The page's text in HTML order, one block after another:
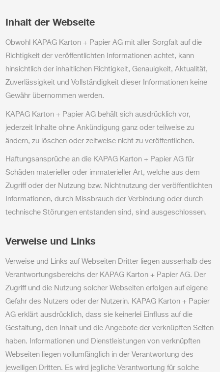
Inhalt der Webseite
Obwohl KAPAG Karton + Papier AG mit aller Sorgfalt auf die
Richtigkeit der veröffentlichten Informationen achtet, kann
hinsichtlich der inhaltlichen Richtigkeit, Genauigkeit, Aktualität,
Zuverlässigkeit und Vollständigkeit dieser Informationen keine
Gewähr übernommen werden.
KAPAG Karton + Papier AG behält sich ausdrücklich vor,
jederzeit Inhalte ohne Ankündigung ganz oder teilweise zu
ändern, zu löschen oder zeitweise nicht zu veröffentlichen.
Haftungsansprüche an die KAPAG Karton + Papier AG für
Schäden materieller oder immaterieller Art, welche aus dem
Zugriff oder der Nutzung bzw. Nichtnutzung der veröffentlichten
Informationen, durch Missbrauch der Verbindung oder durch
technische Störungen entstanden sind, sind ausgeschlossen.
Verweise und Links
Verweise und Links auf Webseiten Dritter liegen ausserhalb des
Verantwortungsbereichs der KAPAG Karton + Papier AG. Der
Zugriff und die Nutzung solcher Webseiten erfolgen auf eigene
Gefahr des Nutzers oder der Nutzerin. KAPAG Karton + Papier
AG erklärt ausdrücklich, dass sie keinerlei Einfluss auf die
Gestaltung, den Inhalt und die Angebote der verknüpften Seiten
haben. Informationen und Dienstleistungen von verknüpften
Webseiten liegen vollumfänglich in der Verantwortung des
jeweiligen Dritten. Es wird jegliche Verantwortung für solche